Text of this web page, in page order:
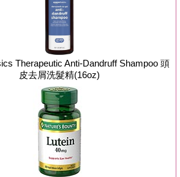
Therapeutic Anti-Dandruff Shampoo 頭
皮去屑洗髮精(16oz)